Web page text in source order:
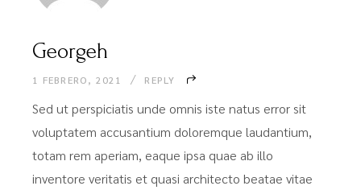
Georgeh
1 FEBRERO, 2021 REPLY
Sed ut perspiciatis unde omnis iste natus error sit
voluptatem accusantium doloremque laudantium,
totam rem aperiam, eaque ipsa quae ab illo
inventore veritatis et quasi architecto beatae vitae